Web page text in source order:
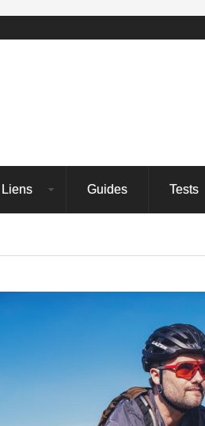
Liens Guides Tests